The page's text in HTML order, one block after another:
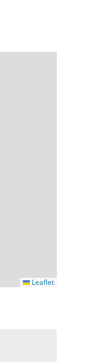
Leaflet